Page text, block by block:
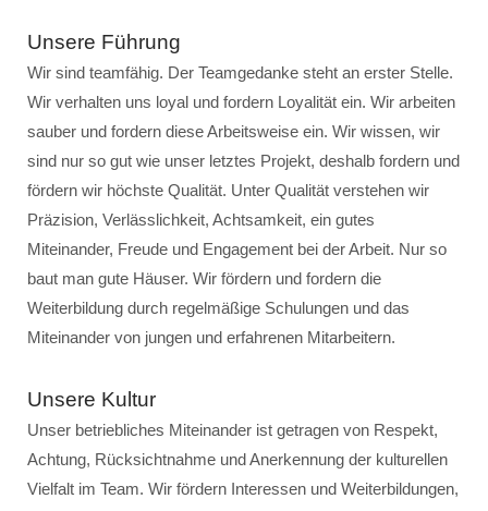
Unsere Führung
Wir sind teamfähig. Der Teamgedanke steht an erster Stelle.
Wir verhalten uns loyal und fordern Loyalität ein. Wir arbeiten
sauber und fordern diese Arbeitsweise ein. Wir wissen, wir
sind nur so gut wie unser letztes Projekt, deshalb fordern und
fördern wir höchste Qualität. Unter Qualität verstehen wir
Präzision, Verlässlichkeit, Achtsamkeit, ein gutes
Miteinander, Freude und Engagement bei der Arbeit. Nur so
baut man gute Häuser. Wir fördern und fordern die
Weiterbildung durch regelmäßige Schulungen und das
Miteinander von jungen und erfahrenen Mitarbeitern.
Unsere Kultur
Unser betriebliches Miteinander ist getragen von Respekt,
Achtung, Rücksichtnahme und Anerkennung der kulturellen
Vielfalt im Team. Wir fördern Interessen und Weiterbildungen,